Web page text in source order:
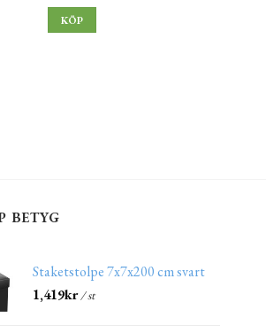
KÖP
BETYG
Staketstolpe 7x7x200 cm svart
1,419kr/ st